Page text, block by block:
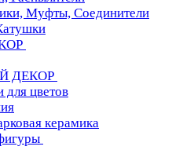
Муфты, Соединители
ДЕКОР
для цветов
керамика